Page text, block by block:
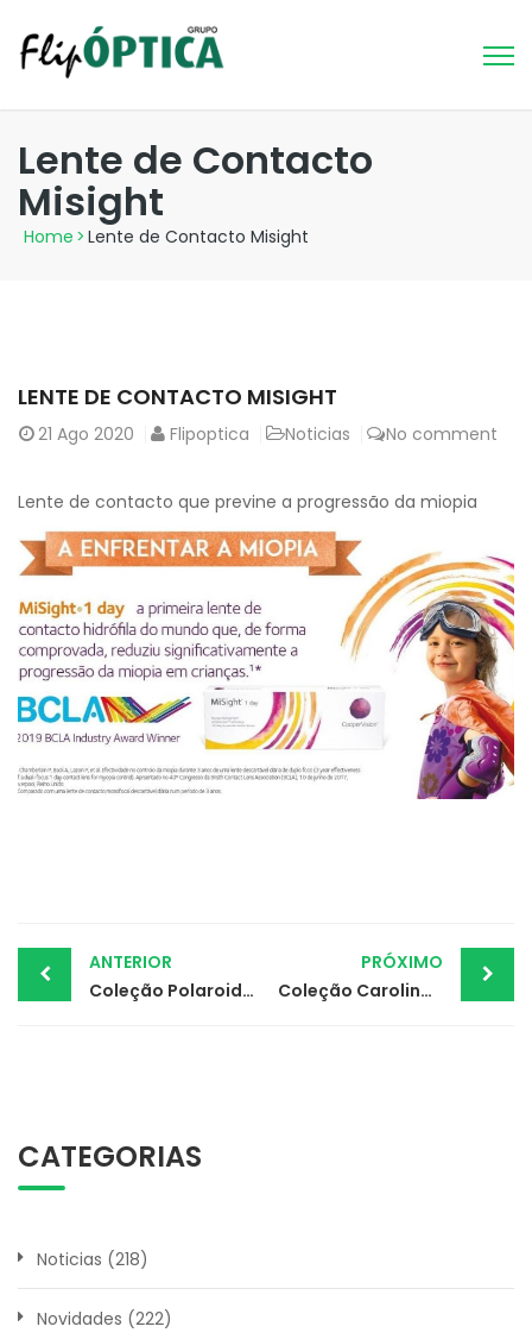
Lente de Contacto
Misight
Home > Lente de Contacto Misight
LENTE DE CONTACTO MISIGHT
21 Ago 2020 Flipoptica Noticias No comment
Lente de contacto que previne a progressão da miopia
Post
navigation
ANTERIOR
Coleção Polaroid Primavera Verão
PRÓXIMO
Coleção Carolina Herrera Primavera Verão
CATEGORIAS
Noticias (218)
Novidades (222)